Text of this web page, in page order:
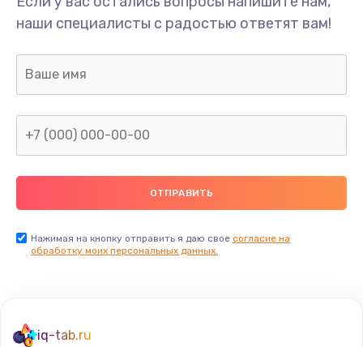
Ремонт предварительных цепей усиления (для
активных сабвуферов)
Ремонт после залития
Заказать
1400 руб.
наши специалисты с радостью ответят вам!
Нажимая на кнопку отправить я даю свое согласие на
обработку моих персональных данных.
iq-tab.ru